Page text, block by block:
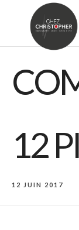
12
12 JUIN 2017